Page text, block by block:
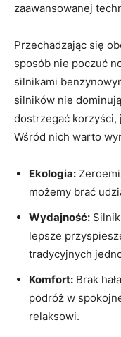
zaawansowanej
Przechadzając się
sposób nie‍ poczuć
silnikami⁢
silników nie
dostrzegać korzyści,
Wśród nich warto
Ekologia:
możemy brać
Wydajność:
lepsze
tradycyjnych
Komfort: Brak
‍podróż w
relaksowi.